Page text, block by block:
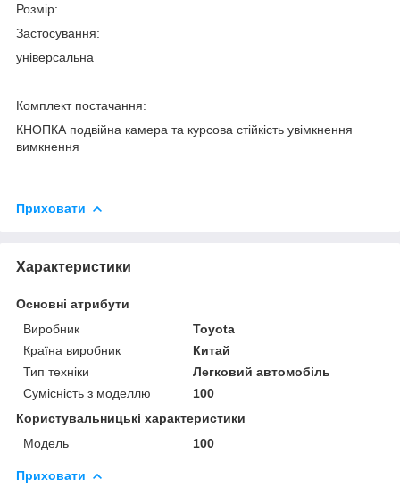
Розмір:
Застосування:
універсальна
Комплект постачання:
КНОПКА подвійна камера та курсова стійкість увімкнення
вимкнення
Приховати
Характеристики
Основні атрибути
Виробник
Toyota
Країна виробник
Китай
Тип техніки
Легковий автомобіль
Сумісність з моделлю
100
Користувальницькі характеристики
Модель
100
Приховати